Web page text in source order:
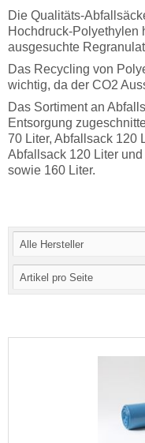
Die Qualitäts-
Hochdruck-Polyethylen
ausgesuchte
Das Recycling von
wichtig, da der CO2
Das Sortiment an
Entsorgung
70 Liter, Abfallsack 120
Abfallsack 120 Liter
sowie 160 Liter.
Alle Hersteller
Artikel pro Seite